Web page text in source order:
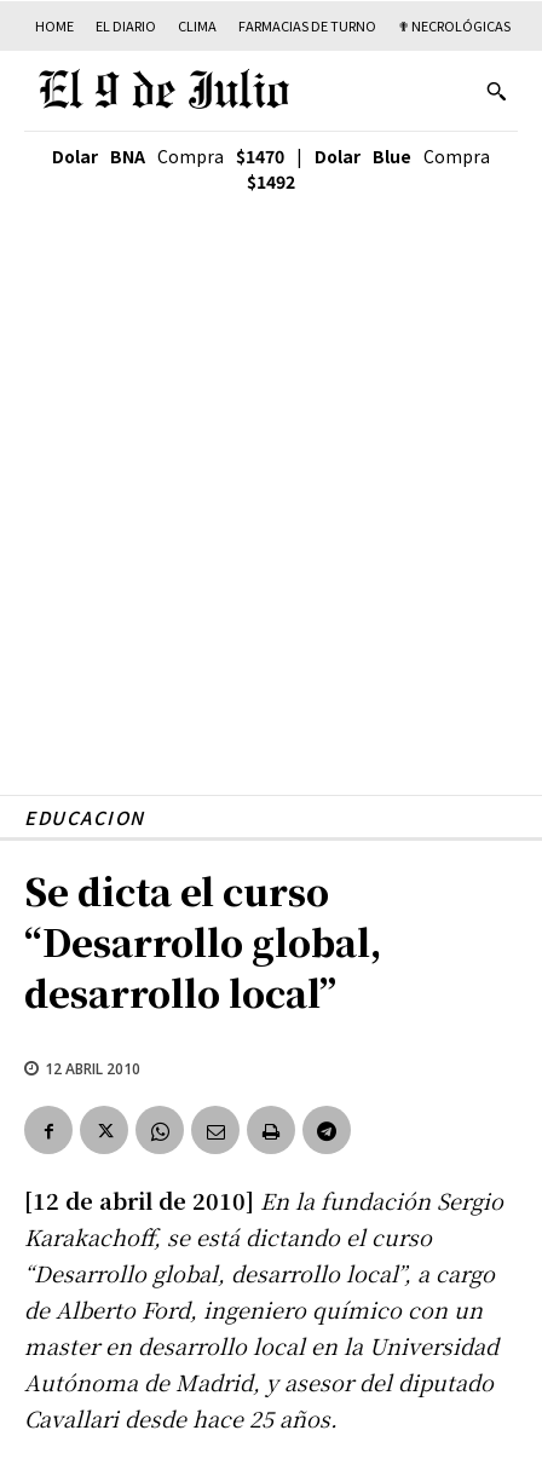
HOME EL DIARIO CLIMA FARMACIAS DE TURNO ✟ NECROLÓGICAS
Dolar BNA Compra $1470 | Dolar Blue Compra
$1492
EDUCACION
Se dicta el curso
“Desarrollo global,
desarrollo local”
12 ABRIL 2010
[12 de abril de 2010] En la fundación Sergio
Karakachoff, se está dictando el curso
“Desarrollo global, desarrollo local”, a cargo
de Alberto Ford, ingeniero químico con un
master en desarrollo local en la Universidad
Autónoma de Madrid, y asesor del diputado
Cavallari desde hace 25 años.